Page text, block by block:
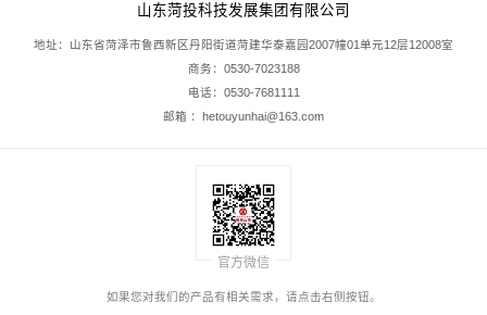
山东菏投科技发展集团有限公司
地址：山东省菏泽市鲁西新区丹阳街道菏建华泰嘉园2007幢01单元12层12008室
商务：0530-7023188
电话：0530-7681111
邮箱 ：hetouyunhai@163.com
官方微信
如果您对我们的产品有相关需求，请点击右侧按钮。